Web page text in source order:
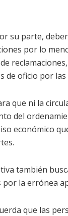
su parte,
por lo
de oficio por
que ni la
del
económico
también
por la errónea
que las